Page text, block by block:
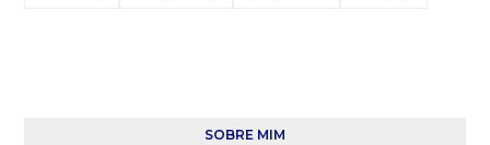
SOBRE MIM